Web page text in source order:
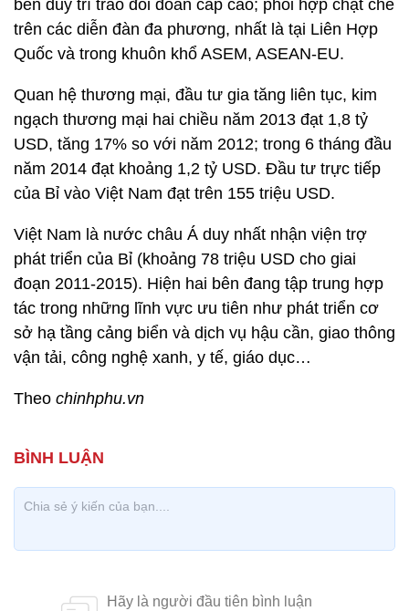
bên duy trì trao đổi đoàn cấp cao; phối hợp chặt chẽ
trên các diễn đàn đa phương, nhất là tại Liên Hợp
Quốc và trong khuôn khổ ASEM, ASEAN-EU.
Quan hệ thương mại, đầu tư gia tăng liên tục, kim
ngạch thương mại hai chiều năm 2013 đạt 1,8 tỷ
USD, tăng 17% so với năm 2012; trong 6 tháng đầu
năm 2014 đạt khoảng 1,2 tỷ USD. Đầu tư trực tiếp
của Bỉ vào Việt Nam đạt trên 155 triệu USD.
Việt Nam là nước châu Á duy nhất nhận viện trợ
phát triển của Bỉ (khoảng 78 triệu USD cho giai
đoạn 2011-2015). Hiện hai bên đang tập trung hợp
tác trong những lĩnh vực ưu tiên như phát triển cơ
sở hạ tầng cảng biển và dịch vụ hậu cần, giao thông
vận tải, công nghệ xanh, y tế, giáo dục…
Theo chinhphu.vn